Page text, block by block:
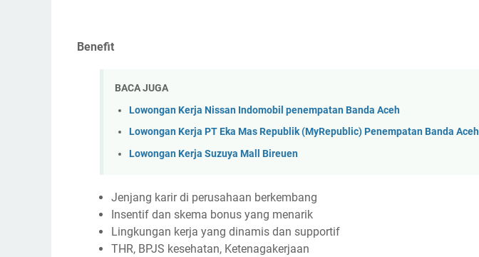
Benefit
BACA JUGA
Lowongan Kerja Nissan Indomobil penempatan Banda Aceh
Lowongan Kerja PT Eka Mas Republik (MyRepublic) Penempatan Banda Aceh
Lowongan Kerja Suzuya Mall Bireuen
Jenjang karir di perusahaan berkembang
Insentif dan skema bonus yang menarik
Lingkungan kerja yang dinamis dan supportif
THR, BPJS kesehatan, Ketenagakerjaan